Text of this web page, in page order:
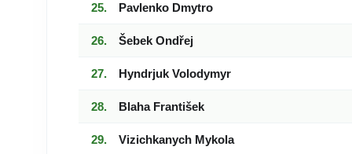
Pavlenko Dmytro
Šebek Ondřej
Hyndrjuk Volodymyr
Blaha František
Vizichkanych Mykola